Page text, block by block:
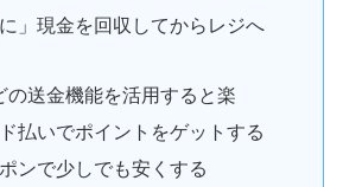
」現金を回収してからレジへ
の送金機能を活用すると楽
払いでポイントをゲットする
ンで少しでも安くする